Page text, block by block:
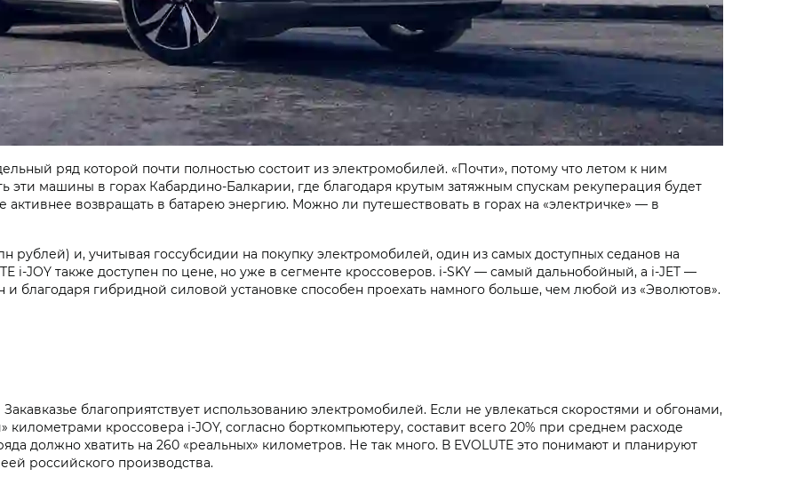
ряд которой почти полностью состоит из электромобилей. «Почти», потому что летом к ним
эти машины в горах Кабардино-Балкарии, где благодаря крутым затяжным спускам рекуперация будет
возвращать в батарею энергию. Можно ли путешествовать в горах на «электричке» — в
и, учитывая госсубсидии на покупку электромобилей, один из самых доступных седанов на
i‑JOY также доступен по цене, но уже в сегменте кроссоверов. i‑SKY — самый дальнобойный, а i‑JET —
благодаря гибридной силовой установке способен проехать намного больше, чем любой из «Эволютов».
благоприятствует использованию электромобилей. Если не увлекаться скоростями и обгонами,
километрами кроссовера i‑JOY, согласно борткомпьютеру, составит всего 20% при среднем расходе
должно хватить на 260 «реальных» километров. Не так много. В EVOLUTE это понимают и планируют
российского производства.